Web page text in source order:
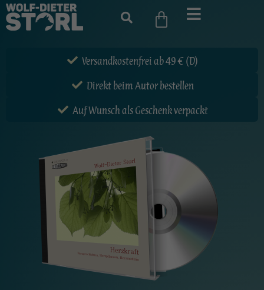
Versandkostenfrei ab 49 € (D)
Direkt beim Autor bestellen
Auf Wunsch als Geschenk verpackt